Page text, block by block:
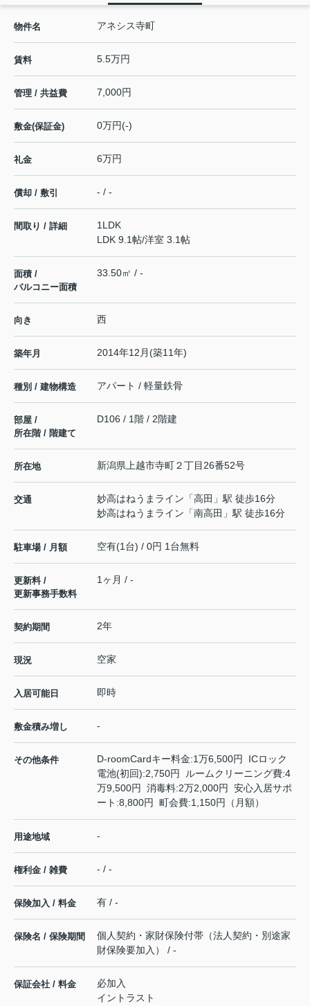
物件名 アネシス寺町
賃料 5.5万円
管理 / 共益費 7,000円
敷金(保証金) 0万円(-)
礼金 6万円
償却 / 敷引 - / -
間取り / 詳細
1LDK
LDK 9.1帖/洋室 3.1帖
面積 /
バルコニー面積
33.50㎡ / -
向き 西
築年月 2014年12月(築11年)
種別 / 建物構造 アパート / 軽量鉄骨
部屋 /
所在階 / 階建て
D106 / 1階 / 2階建
所在地 新潟県 上越市寺町２丁目26番52号
交通 妙高はねうまライン 「高田 」駅 徒歩16分
妙高はねうまライン 「南高田 」駅 徒歩16分
駐車場 / 月額 空有(1台) / 0円 1台無料
更新料 /
更新事務手数料
1ヶ月 / -
契約期間 2年
現況 空家
入居可能日 即時
敷金積み増し -
その他条件
D-roomCardキー料金:1万6,500円 ICロック
電池(初回):2,750円 ルームクリーニング費:4
万9,500円 消毒料:2万2,000円 安心入居サポ
ート:8,800円 町会費:1,150円（月額）
用途地域 -
権利金 / 雑費 - / -
保険加入 / 料金 有 / -
保険名 / 保険期間
個人契約・家財保険付帯（法人契約・別途家
財保険要加入） / -
保証会社 / 料金
必加入
イントラスト